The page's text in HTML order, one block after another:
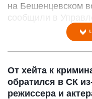
на Бешенцевском
сообщили в
От хейта к
обратился в СК
режиссера и